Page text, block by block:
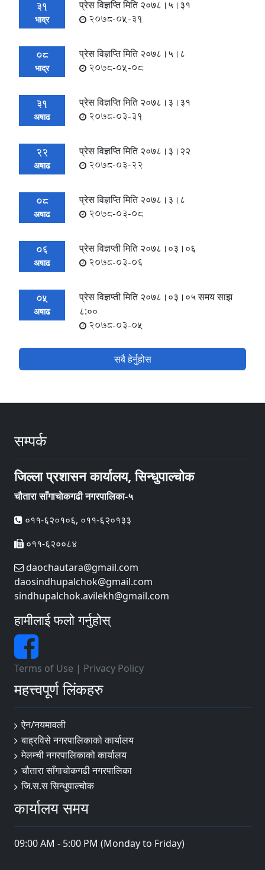
31
भाद्र
प्रेस विज्ञप्ति मिति २०७८।५।३१
2078-05-31
08
भाद्र
प्रेस विज्ञप्ति मिति २०७८।५।८
2078-05-08
31
अषाढ
प्रेस विज्ञप्ति मिति २०७८।३।३१
2078-03-31
22
अषाढ
प्रेस विज्ञप्ति मिति २०७८।३।२२
2078-03-22
08
अषाढ
प्रेस विज्ञप्ति मिति २०७८।३।८
2078-03-08
06
अषाढ
प्रेस विज्ञप्ती मिति २०७८।०३।०६
2078-03-06
05
अषाढ
प्रेस विज्ञप्ती मिति २०७८।०३।०५ समय साझ
८:००
2078-03-05
सबै हेर्नुहोस
सम्पर्क
जिल्ला प्रशासन कार्यालय, सिन्धुपाल्चोक
चौतारा साँगाचाेकगढी नगरपालिका-५
०११-६२०१०६, ०११-६२०१३३
०११-६२००८४
daochautara@gmail.com
daosindhupalchok@gmail.com
sindhupalchok.avilekh@gmail.com
हामीलाई फलो गर्नुहोस्
Terms of Use | Privacy Policy
महत्त्वपूर्ण लिंकहरु
ऐन/नयमावली
बाह्रविसे नगरपालिकाको कार्यालय
मेलम्ची नगरपालिकाको कार्यालय
चौतारा साँगाचोकगढी नगरपालिका
जि.स.स सिन्धुपाल्चोक
कार्यालय समय
09:00 AM - 5:00 PM (Monday to Friday)